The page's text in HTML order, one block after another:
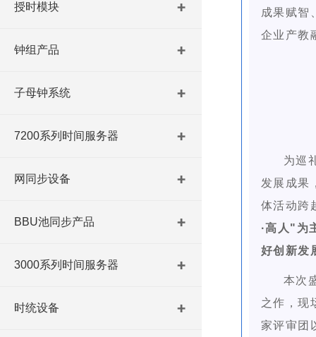
授时模块
钟组产品
子母钟系统
7200系列时间服务器
网同步设备
BBU池同步产品
3000系列时间服务器
时统设备
成果赋智
企业产教
为巡
发展成果
体活动跨
·高人"为
好创新发
本次
之作，现
家评审团